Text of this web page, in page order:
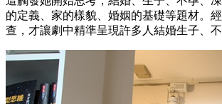
的定義、家的樣貌、婚姻的基礎等題材。
查，才讓劇中精準呈現許多人結婚生子、不